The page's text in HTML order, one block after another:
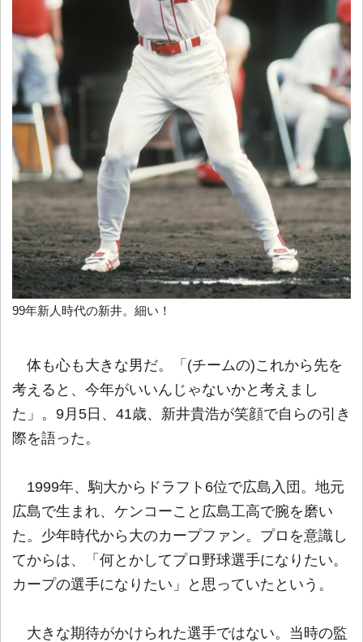
99年新人時代の新井。細い！
体も心も大きな男だ。「(チームの)これから先を
考えると、今年がいいんじゃないかと考えまし
た」。9月5日、41歳、新井貴浩が笑顔で自らの引き
際を語った。
1999年、駒大からドラフト6位で広島入団。地元
広島で生まれ、ケンコーこと広島工高で腕を磨い
た。少年時代から大のカープファン。プロを意識し
てからは、「何とかしてプロ野球選手になりたい。
カープの選手になりたい」と思っていたという。
大きな期待がかけられた選手ではない。当時の監